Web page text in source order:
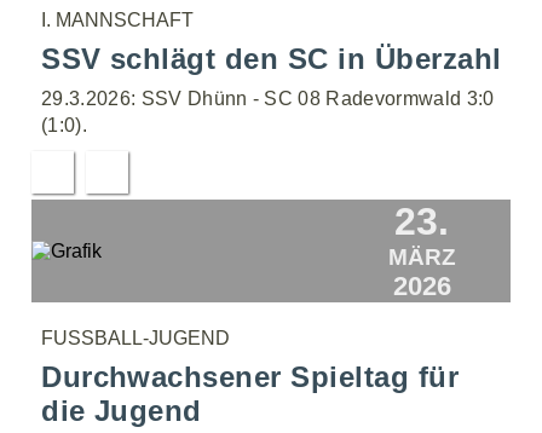
I. MANNSCHAFT
SSV schlägt den SC in Überzahl
29.3.2026: SSV Dhünn - SC 08 Radevormwald 3:0
(1:0).
23.
MÄRZ
2026
FUSSBALL-JUGEND
Durchwachsener Spieltag für
die Jugend